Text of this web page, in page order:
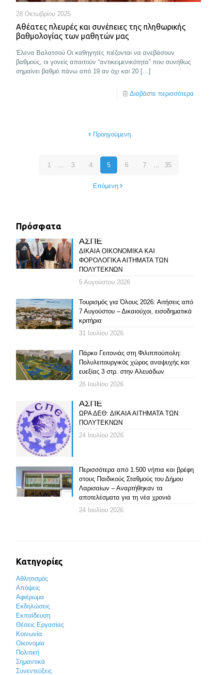
28 Οκτωβρίου 2025
Αθέατες πλευρές και συνέπειες της πληθωρικής
βαθμολογίας των μαθητών μας
Έλενα Βαλατσού Οι καθηγητές πιέζονται να ανεβάσουν
βαθμούς, οι γονείς απαιτούν “αντικειμενικότητα” που συνήθως
σημαίνει βαθμό πάνω από 19 αν όχι και 20 […]
Διαβάστε περισσότερα
Προηγούμενη
1 ... 3 4 5 6 7 ... 35
Επόμενη
Πρόσφατα
ΑΣΠΕ
ΔΙΚΑΙΑ ΟΙΚΟΝΟΜΙΚΑ ΚΑΙ
ΦΟΡΟΛΟΓΙΚΑ ΑΙΤΗΜΑΤΑ ΤΩΝ
ΠΟΛΥΤΕΚΝΩΝ
5 Αυγούστου 2026
Τουρισμός για Όλους 2026: Αιτήσεις από
7 Αυγούστου – Δικαιούχοι, εισοδηματικά
κριτήρια
31 Ιουλίου 2026
Πάρκο Γειτονιάς στη Φιλιππούπολη:
Πολυλειτουργικός χώρος αναψυχής και
ευεξίας 3 στρ. στην Αλευάδων
26 Ιουλίου 2026
ΑΣΠΕ
ΩΡΑ ΔΕΘ: ΔΙΚΑΙΑ ΑΙΤΗΜΑΤΑ ΤΩΝ
ΠΟΛΥΤΕΚΝΩΝ
24 Ιουλίου 2026
Περισσότερα από 1.500 νήπια και βρέφη
στους Παιδικούς Σταθμούς του Δήμου
Λαρισαίων – Αναρτήθηκαν τα
αποτελέσματα για τη νέα χρονιά
24 Ιουλίου 2026
Κατηγορίες
Αθλητισμός
Απόψεις
Αφιέρωμα
Εκδηλώσεις
Εκπαίδευση
Θέσεις Εργασίας
Κοινωνία
Οικονομία
Πολιτική
Σημαντικά
Συνεντεύξεις